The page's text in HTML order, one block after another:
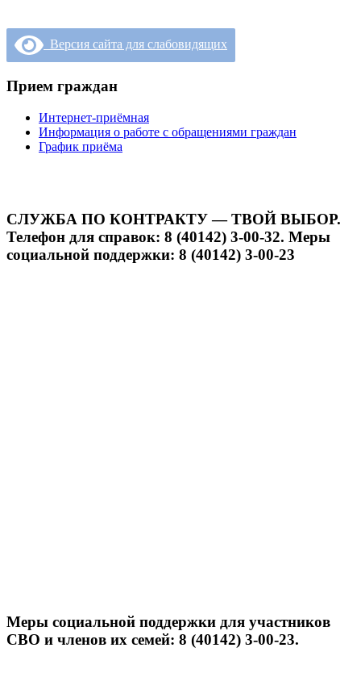
Версия сайта для слабовидящих
Прием граждан
Интернет-приёмная
Информация о работе с обращениями граждан
График приёма
СЛУЖБА ПО КОНТРАКТУ — ТВОЙ ВЫБОР.
Телефон для справок: 8 (40142) 3-00-32. Меры
социальной поддержки: 8 (40142) 3-00-23
Меры социальной поддержки для участников
СВО и членов их семей: 8 (40142) 3-00-23.